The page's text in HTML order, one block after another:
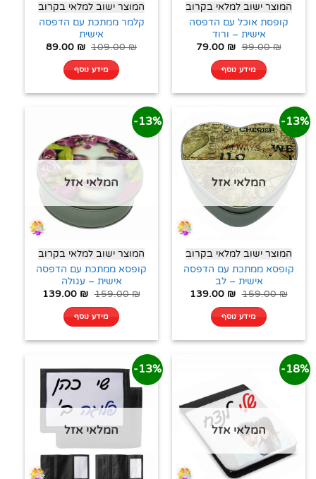
המוצר ישוב למלאי בקרוב
קופסת אוכל עם הדפסה
אישית – ורוד
99.00₪
79.00 ₪
מידע נוסף
המוצר ישוב למלאי בקרוב
קלמר ממתכת עם הדפסה
אישית
109.00₪
89.00 ₪
מידע נוסף
13%-
המלאי אזל
המוצר ישוב למלאי בקרוב
קופסא ממתכת עם הדפסה
אישית – לב
159.00₪
139.00 ₪
מידע נוסף
13%-
המלאי אזל
המוצר ישוב למלאי בקרוב
קופסא ממתכת עם הדפסה
אישית – עגולה
159.00₪
139.00 ₪
מידע נוסף
18%-
המלאי אזל
13%-
המלאי אזל